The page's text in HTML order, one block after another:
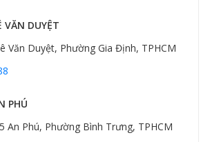
VĂN DUYỆT
Văn Duyệt, Phường Gia Định, TPHCM
PHÚ
An Phú, Phường Bình Trưng, TPHCM